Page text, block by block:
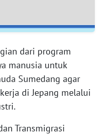
dari program
manusia untuk
Sumedang agar
di Jepang melalui
Transmigrasi